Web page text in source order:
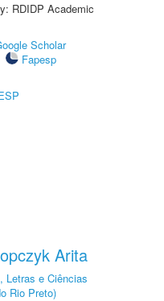
RDIDP Academic
Scholar
Fapesp
Arita
Letras e Ciências
Rio Preto)